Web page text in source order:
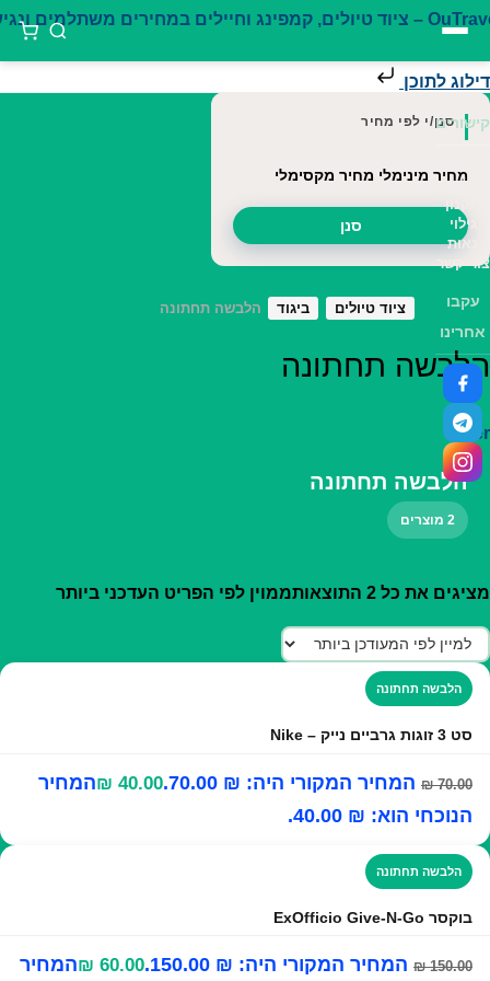
דילוג לתוכן
סנן/י לפי מחיר
מחיר מינימלי מחיר מקסימלי
סנן
עמוד הבית ציוד טיולים ביגוד הלבשה תחתונה
הלבשה תחתונה
Filter
הלבשה תחתונה
2 מוצרים
מציגים את כל ⁦2⁩ התוצאות ממוין לפי הפריט העדכני ביותר
הלבשה תחתונה
סט 3 זוגות גרביים נייק – Nike
₪70.00 המחיר המקורי היה: ₪ 70.00. ₪ 40.00
המחיר
הנוכחי הוא: ₪ 40.00.
הלבשה תחתונה
בוקסר ExOfficio Give-N-Go
₪150.00 המחיר המקורי היה: ₪ 150.00. ₪ 60.00 המחיר
קישורים
עלינו
תקנון
גילוי
נאות
צור קשר
עקבו
אחרינו